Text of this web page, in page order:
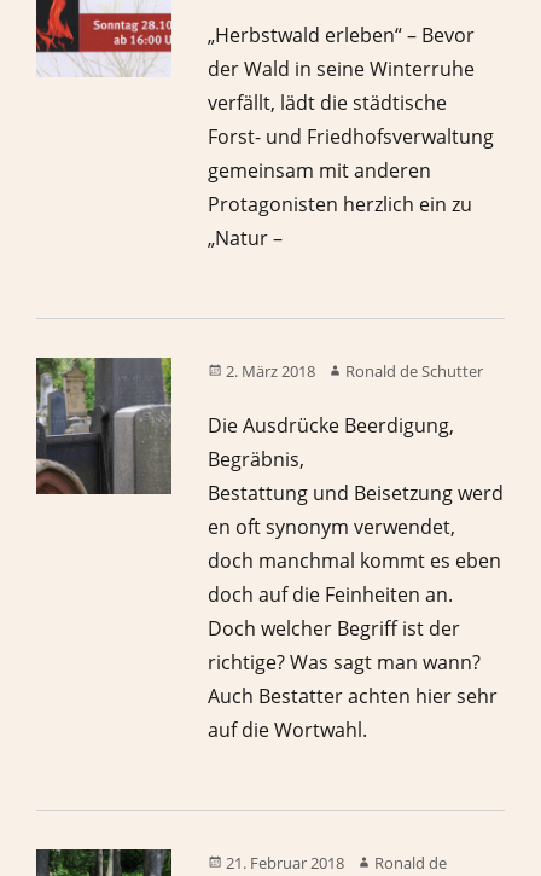
„Herbstwald erleben“ – Bevor
der Wald in seine Winterruhe
verfällt, lädt die städtische
Forst- und Friedhofsverwaltung
gemeinsam mit anderen
Protagonisten herzlich ein zu
„Natur –
2. März 2018 Ronald de Schutter
Die Ausdrücke Beerdigung,
Begräbnis,
Bestattung und Beisetzung werd
en oft synonym verwendet,
doch manchmal kommt es eben
doch auf die Feinheiten an.
Doch welcher Begriff ist der
richtige? Was sagt man wann?
Auch Bestatter achten hier sehr
auf die Wortwahl.
21. Februar 2018
Ronald de